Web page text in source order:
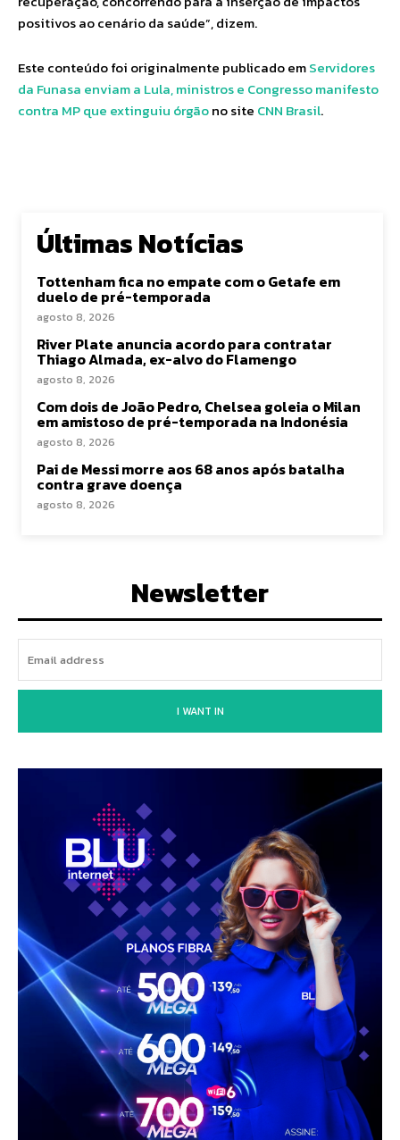
positivos ao cenário da saúde”, dizem.
Este conteúdo foi originalmente publicado emServidores
da Funasa enviam a Lula, ministros e Congresso manifesto
contra MP que extinguiu órgãono site CNN Brasil.
Últimas Notícias
Tottenham fica no empate com o Getafe em
duelo de pré-temporada
agosto 8, 2026
River Plate anuncia acordo para contratar
Thiago Almada, ex-alvo do Flamengo
agosto 8, 2026
Com dois de João Pedro, Chelsea goleia o Milan
em amistoso de pré-temporada na Indonésia
agosto 8, 2026
Pai de Messi morre aos 68 anos após batalha
contra grave doença
agosto 8, 2026
Newsletter
I WANT IN